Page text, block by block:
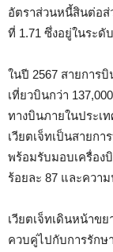
อัตราส่วนหนี้สินต่อส่
ที่ 1.71 ซึ่งอยู่ในระ
ในปี 2567 สายการ
เที่ยวบินกว่า
ทางบินภายในประเ
เวียตเจ็ทเป็นสายก
พร้อมรับมอบเครื่อง
ร้อยละ 87 และควา
เวียตเจ็ทเดินหน้าขย
ควบคู่ไปกับการรักษ